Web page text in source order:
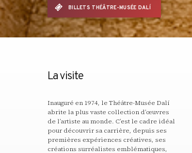
BILLETS THÉÂTRE-MUSÉE DALÍ
La visite
Inauguré en 1974, le Théâtre-Musée Dalí
abrite la plus vaste collection d’œuvres
de l’artiste au monde. C’est le cadre idéal
pour découvrir sa carrière, depuis ses
premières expériences créatives, ses
créations surréalistes emblématiques,